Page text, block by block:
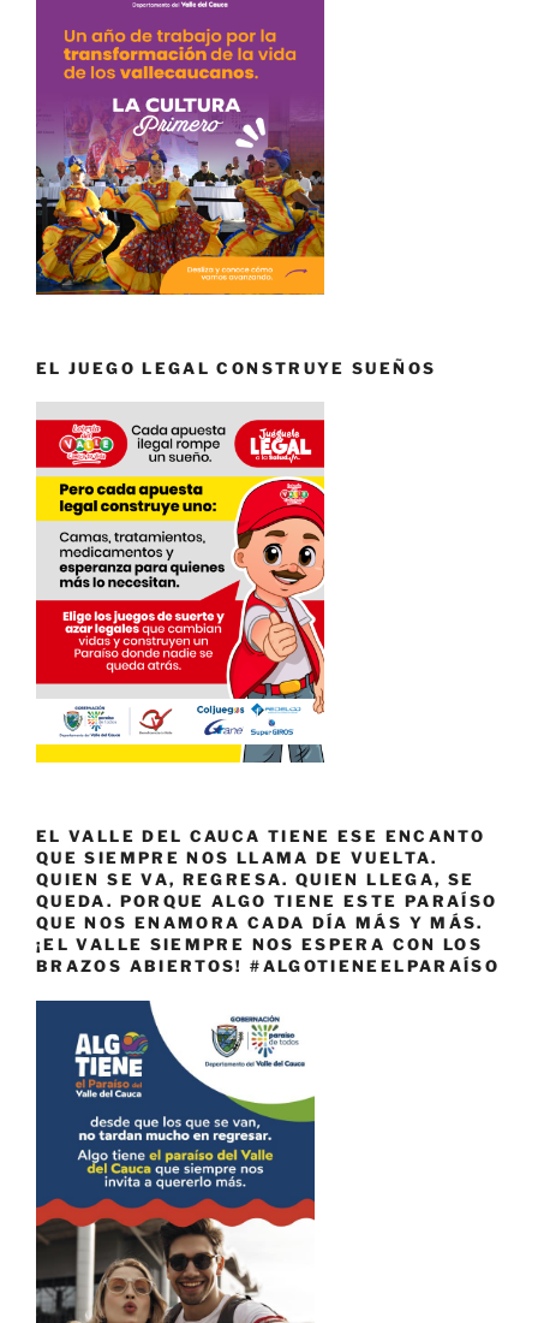
EL JUEGO LEGAL CONSTRUYE SUEÑOS
EL VALLE DEL CAUCA TIENE ESE ENCANTO
QUE SIEMPRE NOS LLAMA DE VUELTA.
QUIEN SE VA, REGRESA. QUIEN LLEGA, SE
QUEDA. PORQUE ALGO TIENE ESTE PARAÍSO
QUE NOS ENAMORA CADA DÍA MÁS Y MÁS.
¡EL VALLE SIEMPRE NOS ESPERA CON LOS
BRAZOS ABIERTOS! #ALGOTIENEELPARAÍSO